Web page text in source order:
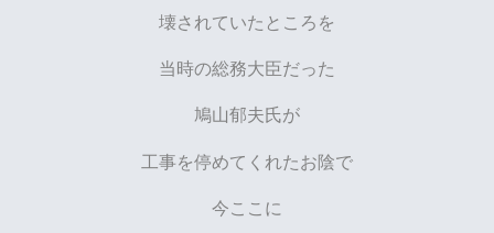
壊されていたところを
当時の総務大臣だった
鳩山郁夫氏が
工事を停めてくれたお陰で
今ここに